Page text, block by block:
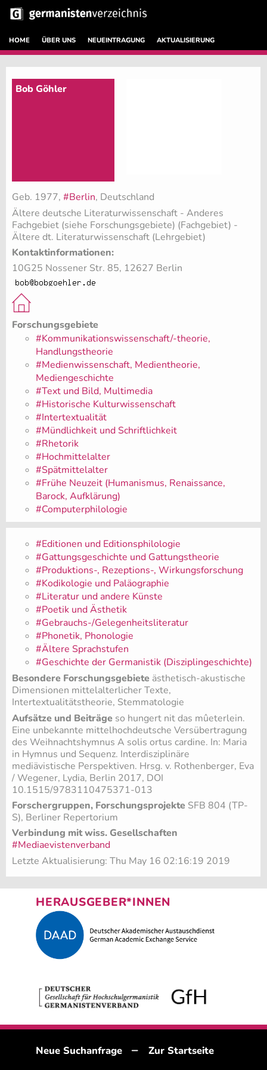
HOME ÜBER UNS NEUEINTRAGUNG AKTUALISIERUNG
Bob Göhler
Geb. 1977, #Berlin, Deutschland
Ältere deutsche Literaturwissenschaft - Anderes
Fachgebiet (siehe Forschungsgebiete) (Fachgebiet) -
Ältere dt. Literaturwissenschaft (Lehrgebiet)
Kontaktinformationen:
10G25 Nossener Str. 85, 12627 Berlin
Forschungsgebiete
#Kommunikationswissenschaft/-theorie,
Handlungstheorie
#Medienwissenschaft, Medientheorie,
Mediengeschichte
#Text und Bild, Multimedia
#Historische Kulturwissenschaft
#Intertextualität
#Mündlichkeit und Schriftlichkeit
#Rhetorik
#Hochmittelalter
#Spätmittelalter
#Frühe Neuzeit (Humanismus, Renaissance,
Barock, Aufklärung)
#Computerphilologie
#Editionen und Editionsphilologie
#Gattungsgeschichte und Gattungstheorie
#Produktions-, Rezeptions-, Wirkungsforschung
#Kodikologie und Paläographie
#Literatur und andere Künste
#Poetik und Ästhetik
#Gebrauchs-/Gelegenheitsliteratur
#Phonetik, Phonologie
#Ältere Sprachstufen
#Geschichte der Germanistik (Disziplingeschichte)
Besondere Forschungsgebiete ästhetisch-akustische
Dimensionen mittelalterlicher Texte,
Intertextualitätstheorie, Stemmatologie
Aufsätze und Beiträge so hungert nit das mûeterlein.
Eine unbekannte mittelhochdeutsche Versübertragung
des Weihnachtshymnus A solis ortus cardine. In: Maria
in Hymnus und Sequenz. Interdisziplinäre
mediävistische Perspektiven. Hrsg. v. Rothenberger, Eva
/ Wegener, Lydia, Berlin 2017, DOI
10.1515/9783110475371-013
Forschergruppen, Forschungsprojekte SFB 804 (TP-
S), Berliner Repertorium
Verbindung mit wiss. Gesellschaften
#Mediaevistenverband
Letzte Aktualisierung: Thu May 16 02:16:19 2019
HERAUSGEBER*INNEN
Neue Suchanfrage – Zur Startseite